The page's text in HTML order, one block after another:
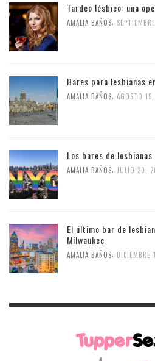
Tardeo lésbico: una
AMALIA BAÑOS
Bares para lesbianas
AMALIA BAÑOS AGOSTO
Los bares de lesbianas
AMALIA BAÑOS JULIO 30,
El último bar de
Milwaukee
AMALIA BAÑOS DICIEMBRE